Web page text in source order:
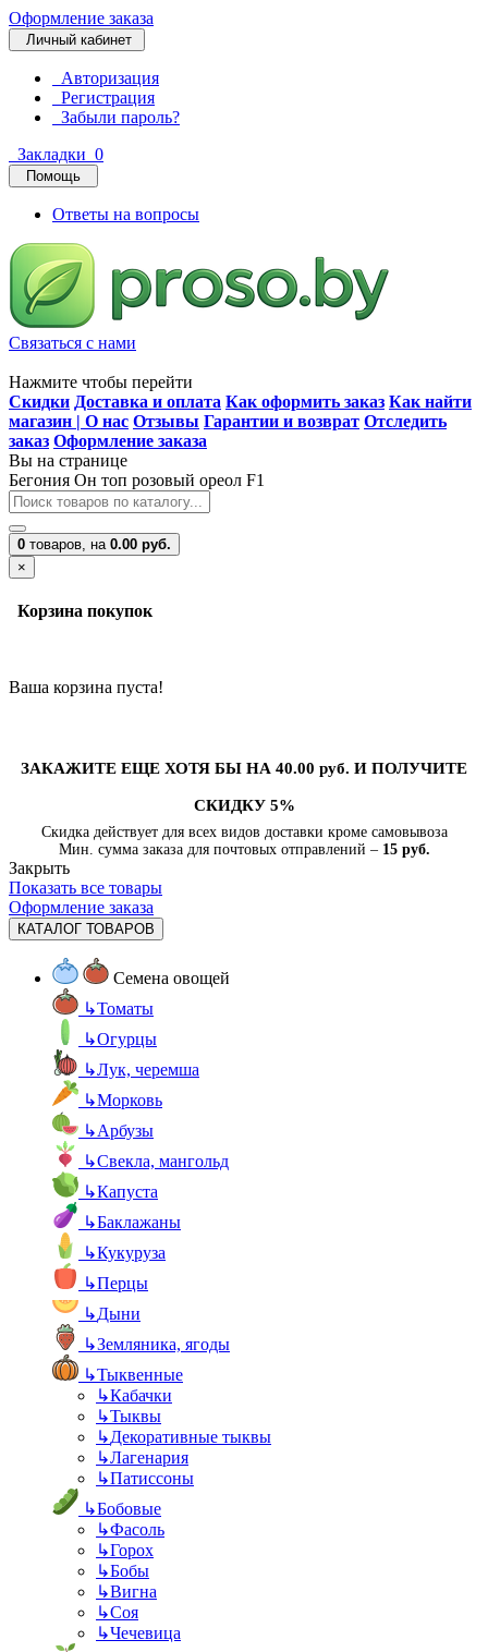
Оформление заказа
Личный кабинет
Авторизация
Регистрация
Забыли пароль?
Закладки 0
Помощь
Ответы на вопросы
Связаться с нами
Нажмите чтобы перейти
Скидки Доставка и оплата Как оформить заказ Как найти
магазин | О нас Отзывы Гарантии и возврат Отследить
заказ Оформление заказа
Вы на странице
Бегония Он топ розовый ореол F1
0 товаров, на 0.00 руб.
×
Корзина покупок
Ваша корзина пуста!
ЗАКАЖИТЕ ЕЩЕ ХОТЯ БЫ НА 40.00 руб. И ПОЛУЧИТЕ
СКИДКУ 5%
Скидка действует для всех видов доставки кроме самовывоза
Мин. сумма заказа для почтовых отправлений – 15 руб.
Закрыть
Показать все товары
Оформление заказа
КАТАЛОГ ТОВАРОВ
Семена овощей
↳Томаты
↳Огурцы
↳Лук, черемша
↳Морковь
↳Арбузы
↳Свекла, мангольд
↳Капуста
↳Баклажаны
↳Кукуруза
↳Перцы
↳Дыни
↳Земляника, ягоды
↳Тыквенные
↳Кабачки
↳Тыквы
↳Декоративные тыквы
↳Лагенария
↳Патиссоны
↳Бобовые
↳Фасоль
↳Горох
↳Бобы
↳Вигна
↳Соя
↳Чечевица